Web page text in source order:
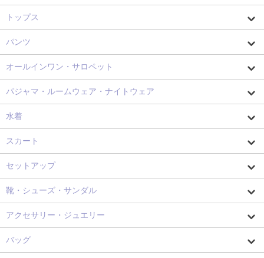
トップス
パンツ
オールインワン・サロペット
パジャマ・ルームウェア・ナイトウェア
水着
スカート
セットアップ
靴・シューズ・サンダル
アクセサリー・ジュエリー
バッグ